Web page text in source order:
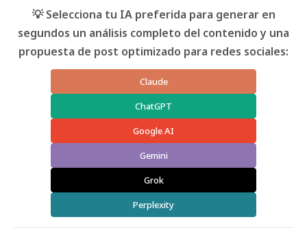
💡 Selecciona tu IA preferida para generar en
segundos un análisis completo del contenido y una
propuesta de post optimizado para redes sociales:
Claude
ChatGPT
Google AI
Gemini
Grok
Perplexity